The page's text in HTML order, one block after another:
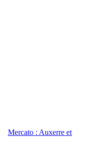
Mercato : Auxerre et